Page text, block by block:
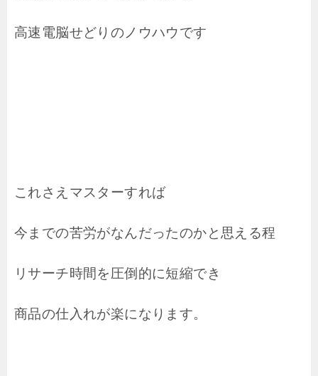
高速電脳せどりのノウハウです
これさえマスターすれば
今までの苦労がなんだったのかと思える程
リサーチ時間を圧倒的に短縮でき
商品の仕入れが楽になります。